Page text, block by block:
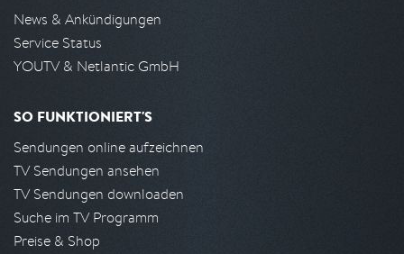
News & Ankündigungen
Service Status
YOUTV & Netlantic GmbH
SO FUNKTIONIERT'S
Sendungen online aufzeichnen
TV Sendungen ansehen
TV Sendungen downloaden
Suche im TV Programm
Preise & Shop